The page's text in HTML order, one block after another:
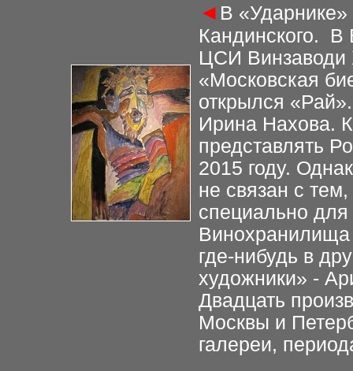
◄ В
Кандинского.
ЦСИ Винзаводи
«Московская
открылся
Ирина Нахова.
представлять
2015 году.
не связан с
специально
Винохранилища
где-нибудь в
художники» -
Двадцать
Москвы и
галереи,